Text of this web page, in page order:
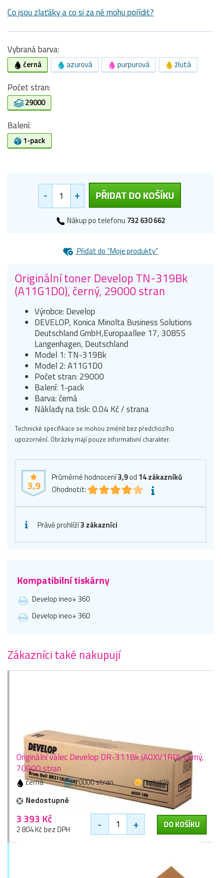
Co jsou zlaťáky a co si za ně mohu pořídit?
Vybraná barva:
černá azurová purpurová žlutá
Počet stran:
29000
Balení:
1-pack
- + PŘIDAT DO KOŠÍKU
Nákup po telefonu 732 630 662
Přidat do “Moje produkty”
Originální toner Develop TN-319Bk
(A11G1D0), černý, 29000 stran
Výrobce: Develop
DEVELOP, Konica Minolta Business Solutions
Deutschland GmbH,Europaallee 17, 30855
Langenhagen, Deutschland
Model 1: TN-319Bk
Model 2: A11G1D0
Počet stran: 29000
Balení: 1-pack
Barva: černá
Náklady na tisk: 0.04 Kč / strana
Technické specifikace se mohou změnit bez předchozího
upozornění. Obrázky mají pouze informativní charakter.
3,9
Průměrné hodnocení3,9od 14zákazníků
Ohodnotit:
Právě prohlíží3 zákazníci
Kompatibilní tiskárny
Develop ineo+ 360
Develop ineo+ 360
Zákazníci také nakupují
Originální válec Develop DR-311Bk (A0XV1RD), černý,
70000 stran
černá 70000 stran
1 zlaťák
Nedostupné
3 393 Kč
2 804 Kč bez DPH - + DO KOŠÍKU